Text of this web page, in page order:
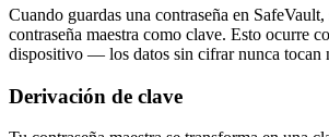
Cuando guardas una contraseña en
contraseña maestra como clave. Esto ocurre
dispositivo — los datos sin cifrar nunca tocan
Derivación de clave